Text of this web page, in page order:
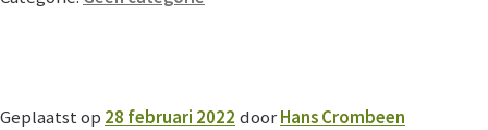
Geplaatst op 28 februari 2022 doorHans Crombeen